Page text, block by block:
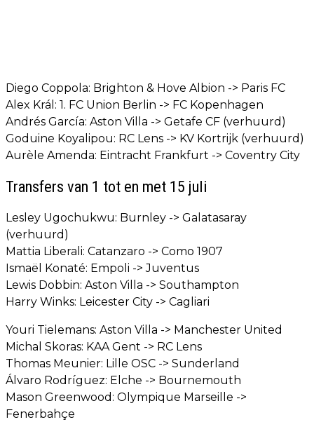
Diego Coppola: Brighton & Hove Albion -> Paris FC
Alex Král: 1. FC Union Berlin -> FC Kopenhagen
Andrés García: Aston Villa -> Getafe CF (verhuurd)
Goduine Koyalipou: RC Lens -> KV Kortrijk (verhuurd)
Aurèle Amenda: Eintracht Frankfurt -> Coventry City
Transfers van 1 tot en met 15 juli
Lesley Ugochukwu: Burnley -> Galatasaray
(verhuurd)
Mattia Liberali: Catanzaro -> Como 1907
Ismaël Konaté: Empoli -> Juventus
Lewis Dobbin: Aston Villa -> Southampton
Harry Winks: Leicester City -> Cagliari
Youri Tielemans: Aston Villa -> Manchester United
Michal Skoras: KAA Gent -> RC Lens
Thomas Meunier: Lille OSC -> Sunderland
Álvaro Rodríguez: Elche -> Bournemouth
Mason Greenwood: Olympique Marseille ->
Fenerbahçe